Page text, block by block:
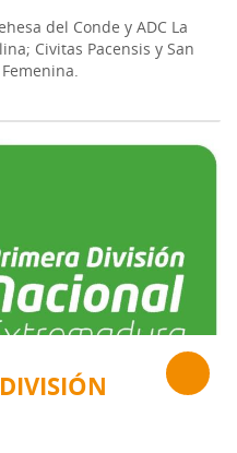
del Conde y ADC La
Civitas Pacensis y San